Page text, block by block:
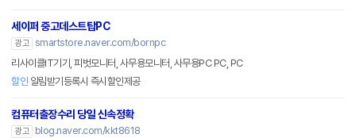
세이퍼 중고데스트탑PC
광고 smartstore.naver.com/bornpc
리사이클IT기기, 피벗모니터, 사무용모니터, 사무용PC PC, PC
할인 알림받기등록시 즉시할인제공
컴퓨터출장수리 당일 신속정확
광고
blog.naver.com/kkt8618